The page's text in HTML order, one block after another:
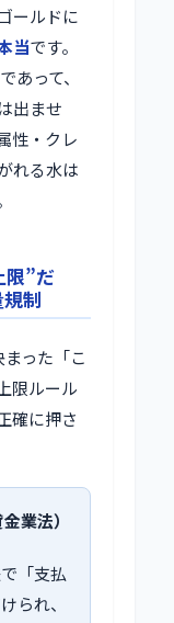
ゴールドに
当です。
であって、
出ませ
性・クレ
れる水は
限”だ
規制
った「こ
限ルール
確に押さ
業法）
「支払
られ、